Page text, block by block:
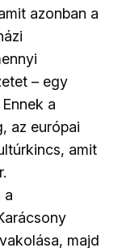
azonban a
– egy
a
az európai
amit
a
majd